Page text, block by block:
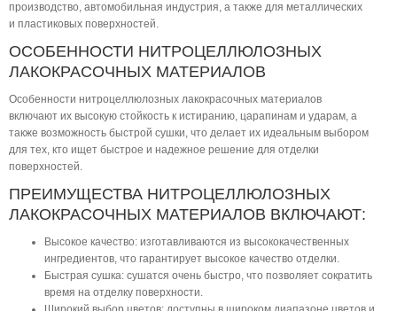
производство, автомобильная индустрия, а также для металлических
и пластиковых поверхностей.
ОСОБЕННОСТИ НИТРОЦЕЛЛЮЛОЗНЫХ
ЛАКОКРАСОЧНЫХ МАТЕРИАЛОВ
Особенности нитроцеллюлозных лакокрасочных материалов
включают их высокую стойкость к истиранию, царапинам и ударам, а
также возможность быстрой сушки, что делает их идеальным выбором
для тех, кто ищет быстрое и надежное решение для отделки
поверхностей.
ПРЕИМУЩЕСТВА НИТРОЦЕЛЛЮЛОЗНЫХ
ЛАКОКРАСОЧНЫХ МАТЕРИАЛОВ ВКЛЮЧАЮТ:
Высокое качество: изготавливаются из высококачественных
ингредиентов, что гарантирует высокое качество отделки.
Быстрая сушка: сушатся очень быстро, что позволяет сократить
время на отделку поверхности.